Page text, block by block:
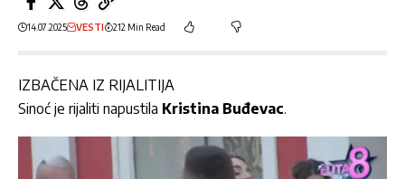
14.07.2025 VESTI 212 Min Read
IZBAČENA IZ RIJALITIJA
Sinoć je rijaliti napustila Kristina Buđevac.